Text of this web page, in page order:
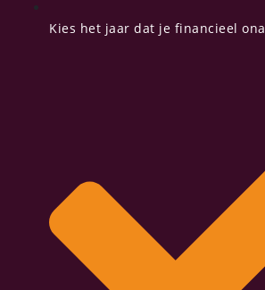
Kies het jaar dat je financieel